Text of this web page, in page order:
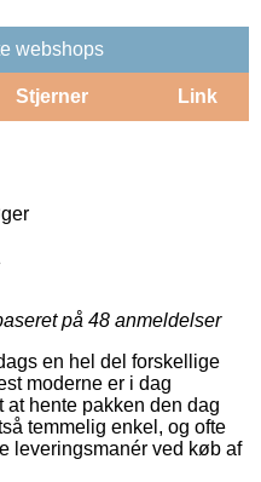
webshops
Stjerner Link
på 48 anmeldelser
en hel del forskellige
moderne er i dag
at hente pakken den dag
temmelig enkel, og ofte
leveringsmanér ved køb af